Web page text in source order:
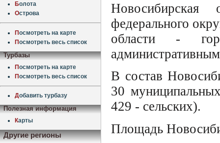
Болота
Острова
Посмотреть на карте
Посмотреть весь список
Турбазы
Посмотреть на карте
Посмотреть весь список
Добавить турбазу
Полезная информация
Карты
Другие регионы
федерального
области -
В состав
30
429 - сельских).
Площадь